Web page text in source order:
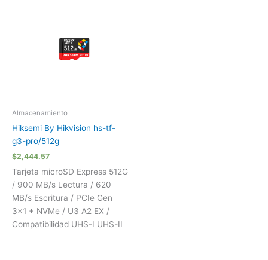
Almacenamiento
Hiksemi By Hikvision hs-tf-
g3-pro/512g
$2,444.57
Tarjeta microSD Express 512G
/ 900 MB/s Lectura / 620
MB/s Escritura / PCIe Gen
3×1 + NVMe / U3 A2 EX /
Compatibilidad UHS-I UHS-II